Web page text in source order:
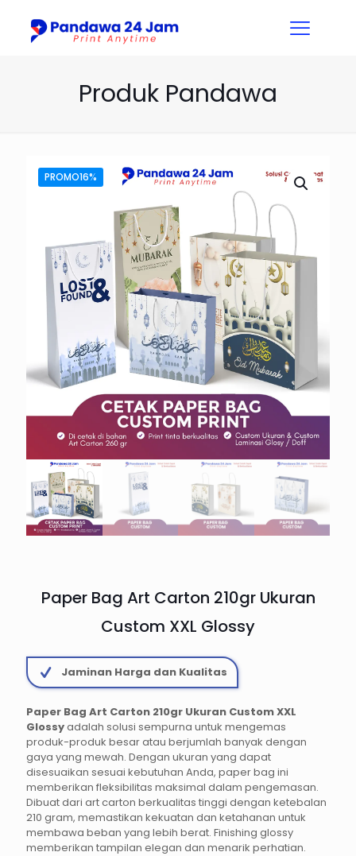
Produk Pandawa
PROMO16%
Paper Bag Art Carton 210gr Ukuran
Custom XXL Glossy
Jaminan Harga dan Kualitas
Paper Bag Art Carton 210gr Ukuran Custom XXL
Glossyadalah solusi sempurna untuk mengemas
produk-produk besar atau berjumlah banyak dengan
gaya yang mewah. Dengan ukuran yang dapat
disesuaikan sesuai kebutuhan Anda, paper bag ini
memberikan fleksibilitas maksimal dalam pengemasan.
Dibuat dari art carton berkualitas tinggi dengan ketebalan
210 gram, memastikan kekuatan dan ketahanan untuk
membawa beban yang lebih berat. Finishing glossy
memberikan tampilan elegan dan menarik perhatian.